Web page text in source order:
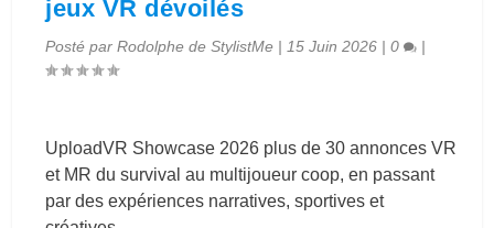
jeux VR dévoilés
Posté parRodolphe de StylistMe | 15 Juin 2026 |0 |
UploadVR Showcase 2026 plus de 30 annonces VR
et MR du survival au multijoueur coop, en passant
par des expériences narratives, sportives et